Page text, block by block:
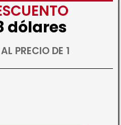
dólares
PRECIO DE 1